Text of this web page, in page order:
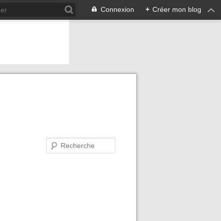
Connexion + Créer mon blog